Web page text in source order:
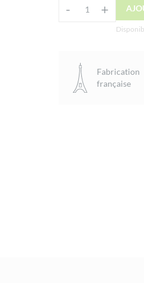
quantité
Certifié
- +
Fabrication
française